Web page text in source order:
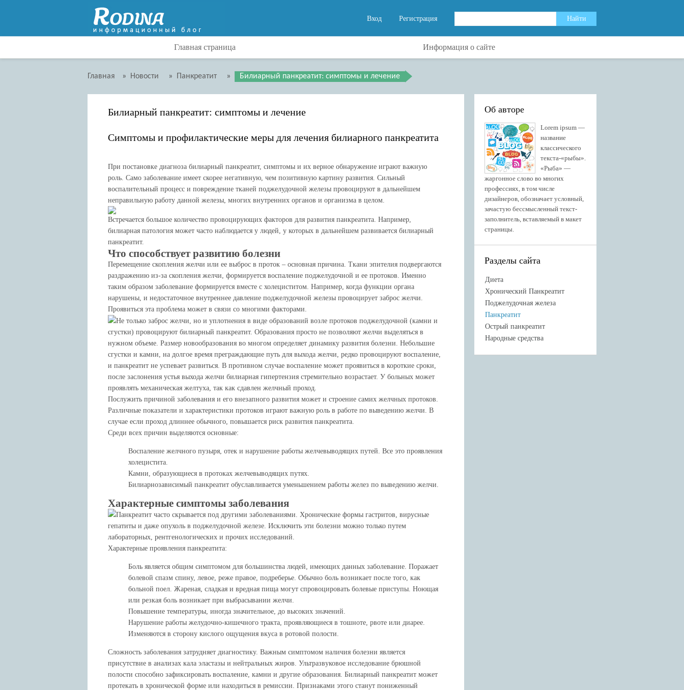
Вход Регистрация
Главная страница Информация о сайте
Главная » Новости » Панкреатит » Билиарный панкреатит: симптомы и лечение
Билиарный панкреатит: симптомы и лечение
Симптомы и профилактические меры для лечения билиарного панкреатита
При постановке диагноза билиарный панкреатит, симптомы и их верное обнаружение играют важную
роль. Само заболевание имеет скорее негативную, чем позитивную картину развития. Сильный
воспалительный процесс и повреждение тканей поджелудочной железы провоцируют в дальнейшем
неправильную работу данной железы, многих внутренних органов и организма в целом.
Встречается большое количество провоцирующих факторов для развития панкреатита. Например,
билиарная патология может часто наблюдается у людей, у которых в дальнейшем развивается билиарный
панкреатит.
Что способствует развитию болезни
Перемещение скопления желчи или ее выброс в проток – основная причина. Ткани эпителия подвергаются
раздражению из-за скопления желчи, формируется воспаление поджелудочной и ее протоков. Именно
таким образом заболевание формируется вместе с холециститом. Например, когда функции органа
нарушены, и недостаточное внутреннее давление поджелудочной железы провоцирует заброс желчи.
Проявиться эта проблема может в связи со многими факторами.
Не только заброс желчи, но и уплотнения в виде образований возле протоков поджелудочной (камни и
сгустки) провоцируют билиарный панкреатит. Образования просто не позволяют желчи выделяться в
нужном объеме. Размер новообразования во многом определяет динамику развития болезни. Небольшие
сгустки и камни, на долгое время преграждающие путь для выхода желчи, редко провоцируют воспаление,
и панкреатит не успевает развиться. В противном случае воспаление может проявиться в короткие сроки,
после заслонения устья выхода желчи билиарная гипертензия стремительно возрастает. У больных может
проявлять механическая желтуха, так как сдавлен желчный проход.
Послужить причиной заболевания и его внезапного развития может и строение самих желчных протоков.
Различные показатели и характеристики протоков играют важную роль в работе по выведению желчи. В
случае если проход длиннее обычного, повышается риск развития панкреатита.
Среди всех причин выделяются основные:
Воспаление желчного пузыря, отек и нарушение работы желчевыводящих путей. Все это проявления
холецистита.
Камни, образующиеся в протоках желчевыводящих путях.
Билиарнозависимый панкреатит обуславливается уменьшением работы желез по выведению желчи.
Характерные симптомы заболевания
Панкреатит часто скрывается под другими заболеваниями. Хронические формы гастритов, вирусные
гепатиты и даже опухоль в поджелудочной железе. Исключить эти болезни можно только путем
лабораторных, рентгенологических и прочих исследований.
Характерные проявления панкреатита:
Боль является общим симптомом для большинства людей, имеющих данных заболевание. Поражает
болевой спазм спину, левое, реже правое, подреберье. Обычно боль возникает после того, как
больной поел. Жареная, сладкая и вредная пища могут спровоцировать болевые приступы. Ноющая
или резкая боль возникает при выбрасывании желчи.
Повышение температуры, иногда значительное, до высоких значений.
Нарушение работы желудочно-кишечного тракта, проявляющиеся в тошноте, рвоте или диарее.
Изменяются в сторону кислого ощущения вкуса в ротовой полости.
Сложность заболевания затрудняет диагностику. Важным симптомом наличия болезни является
присутствие в анализах кала эластазы и нейтральных жиров. Ультразвуковое исследование брюшной
полости способно зафиксировать воспаление, камни и другие образования. Билиарный панкреатит может
протекать в хронической форме или находиться в ремиссии. Признаками этого станут пониженный
Об авторе
Lorem ipsum —
название
классического
текста-«рыбы».
«Рыба» —
жаргонное слово во многих
профессиях, в том числе
дизайнеров, обозначает условный,
зачастую бессмысленный текст-
заполнитель, вставляемый в макет
страницы.
Разделы сайта
Диета
Хронический Панкреатит
Поджелудочная железа
Панкреатит
Острый панкреатит
Народные средства